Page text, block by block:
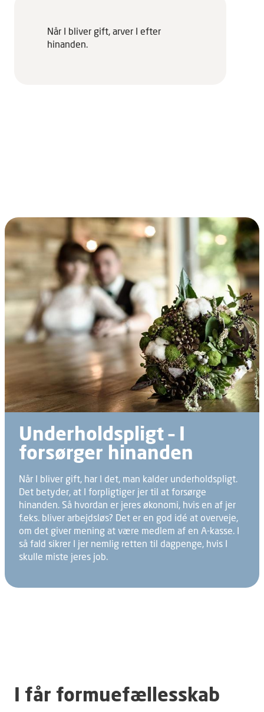
Når I bliver gift, arver I efter
hinanden.
Underholdspligt – I
forsørger hinanden
Når I bliver gift, har I det, man kalder underholdspligt.
Det betyder, at I forpligtiger jer til at forsørge
hinanden. Så hvordan er jeres økonomi, hvis en af jer
f.eks. bliver arbejdsløs? Det er en god idé at overveje,
om det giver mening at være medlem af en A-kasse. I
så fald sikrer I jer nemlig retten til dagpenge, hvis I
skulle miste jeres job.
I får formuefællesskab